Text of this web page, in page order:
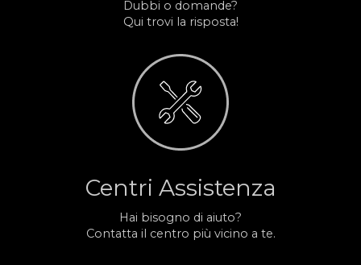
Dubbi o domande?
Qui trovi la risposta!
Centri Assistenza
Hai bisogno di aiuto?
Contatta il centro più vicino a te.